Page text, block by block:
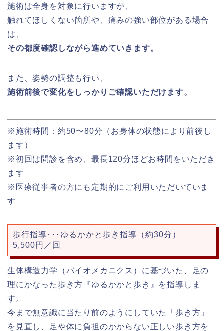
施術は全身を対象に行いますが、
触れてほしくない箇所や、痛みの強い部位がある場合
は、
その都度確認しながら進めていきます。
また、姿勢の調整も行い、
施術前後で変化をしっかりご確認いただけます。
※施術時間：約50〜80分（お身体の状態により前後し
ます）
※初回は問診を含め、最長120分ほどお時間をいただき
ます
※医療従事者の方にも定期的にご利用いただいていま
す
歩行指導･･･ゆるかかと歩き指導（約30分）
5,500円／回
生体構造力学（バイオメカニクス）に基づいた、足の
理にかなった歩き方『ゆるかかと歩き』を指導しま
す。
今まで無意識に当たり前のようにしていた「歩き方」
を見直し、足や体に負担のかからない正しい歩き方を